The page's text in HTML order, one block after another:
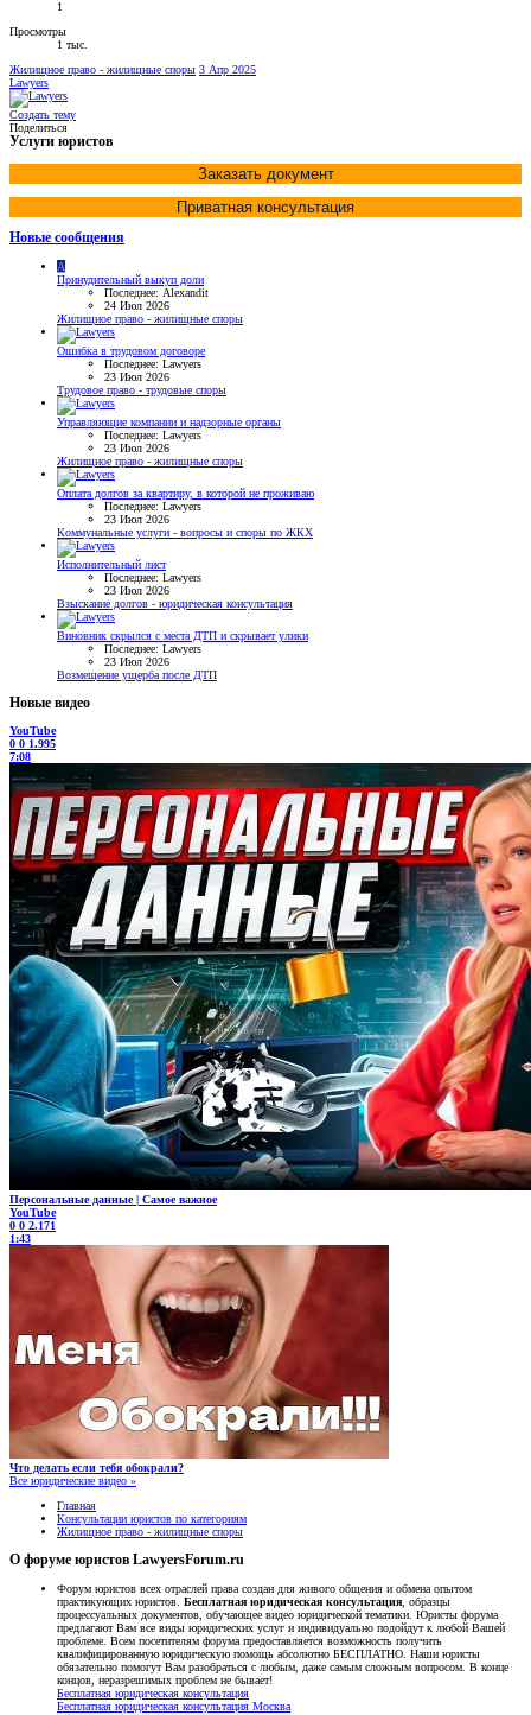
1
Просмотры
1 тыс.
Жилищное право - жилищные споры 3 Апр 2025
Lawyers
Создать тему
Поделиться
Услуги юристов
Заказать документ
Приватная консультация
Новые сообщения
A
Принудительный выкуп доли
Последнее: Alexandit
24 Июл 2026
Жилищное право - жилищные споры
Ошибка в трудовом договоре
Последнее: Lawyers
23 Июл 2026
Трудовое право - трудовые споры
Управляющие компании и надзорные органы
Последнее: Lawyers
23 Июл 2026
Жилищное право - жилищные споры
Оплата долгов за квартиру, в которой не проживаю
Последнее: Lawyers
23 Июл 2026
Коммунальные услуги - вопросы и споры по ЖКХ
Исполнительный лист
Последнее: Lawyers
23 Июл 2026
Взыскание долгов - юридическая консультация
Виновник скрылся с места ДТП и скрывает улики
Последнее: Lawyers
23 Июл 2026
Возмещение ущерба после ДТП
Новые видео
YouTube
0 0 1.995
7:08
Персональные данные | Самое важное
YouTube
0 0 2.171
1:43
Что делать если тебя обокрали?
Все юридические видео »
Главная
Консультации юристов по категориям
Жилищное право - жилищные споры
О форуме юристов LawyersForum.ru
Форум юристов всех отраслей права создан для живого общения и обмена опытом
практикующих юристов. Бесплатная юридическая консультация , образцы
процессуальных документов, обучающее видео юридической тематики. Юристы форума
предлагают Вам все виды юридических услуг и индивидуально подойдут к любой Вашей
проблеме. Всем посетителям форума предоставляется возможность получить
квалифицированную юридическую помощь абсолютно БЕСПЛАТНО. Наши юристы
обязательно помогут Вам разобраться с любым, даже самым сложным вопросом. В конце
концов, неразрешимых проблем не бывает!
Бесплатная юридическая консультация
Бесплатная юридическая консультация Москва